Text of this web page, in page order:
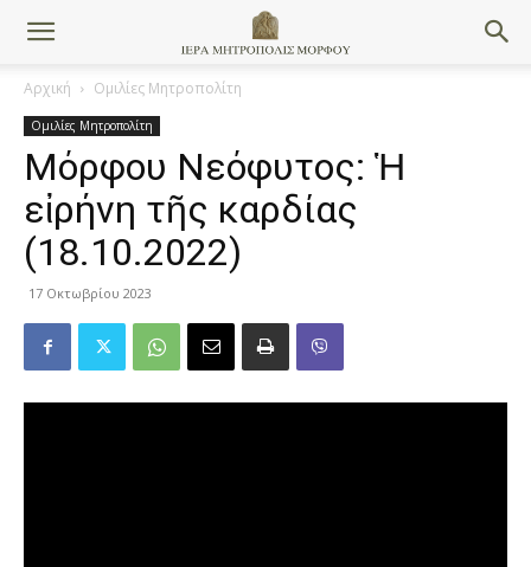
Αρχική Ομιλίες Μητροπολίτη
Ομιλίες Μητροπολίτη
Μόρφου Νεόφυτος: Ἡ
εἰρήνη τῆς καρδίας
(18.10.2022)
17 Οκτωβρίου 2023